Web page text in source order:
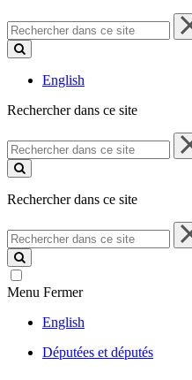
Rechercher
dans
ce
English
Rechercher dans ce site
Rechercher
dans
ce
Rechercher dans ce site
Rechercher
dans
ce
site
Menu Fermer
English
Députées et députés